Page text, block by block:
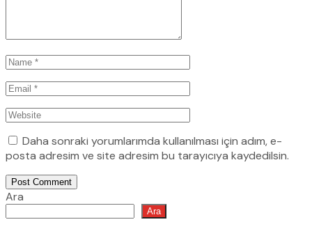
Daha sonraki yorumlarımda kullanılması için adım, e-
posta adresim ve site adresim bu tarayıcıya kaydedilsin.
Post Comment
Ara
Ara